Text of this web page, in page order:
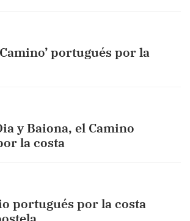
portugués por la
y Baiona, el Camino
la costa
portugués por la costa